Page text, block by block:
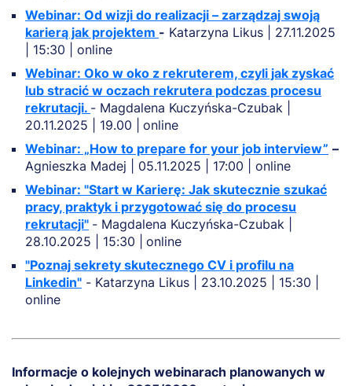
Webinar: Od wizji do realizacji – zarządzaj swoją
karierą jak projektem - Katarzyna Likus | 27.11.2025
| 15:30 | online
Webinar: Oko w oko z rekruterem, czyli jak zyskać
lub stracić w oczach rekrutera podczas procesu
rekrutacji. - Magdalena Kuczyńska-Czubak |
20.11.2025 | 19.00 |
online
Webinar: „How to prepare for your job interview” –
Agnieszka Madej | 05.11.2025 | 17:00 | online
Webinar: "Start w Karierę: Jak skutecznie szukać
pracy, praktyk i przygotować się do procesu
rekrutacji" - Magdalena Kuczyńska-Czubak |
28.10.2025 | 15:30 |
online
"Poznaj sekrety skutecznego CV i profilu na
Linkedin" - Katarzyna Likus | 23.10.2025 | 15:30 |
online
Informacje o kolejnych webinarach planowanych w